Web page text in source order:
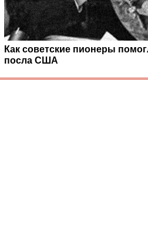
Как советские пионеры
посла США